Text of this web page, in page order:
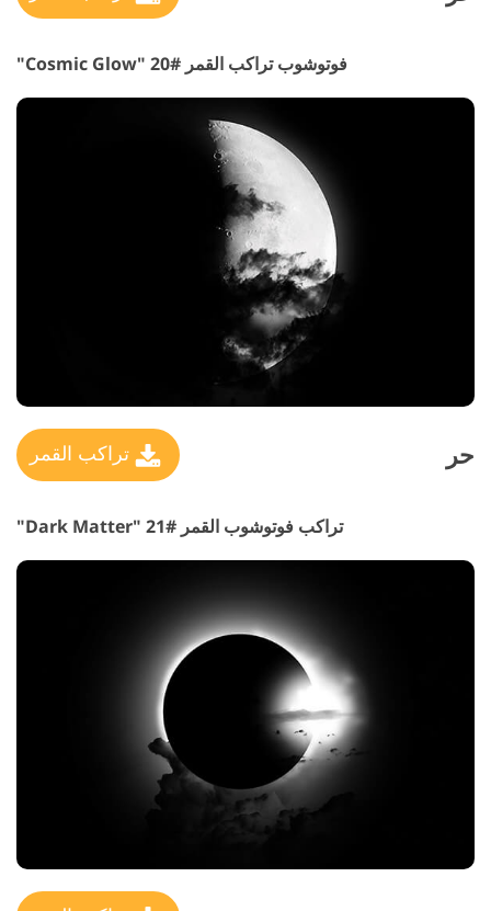
فوتوشوب تراكب القمر #20 "Cosmic Glow"
حر تراكب القمر
تراكب فوتوشوب القمر #21 "Dark Matter"